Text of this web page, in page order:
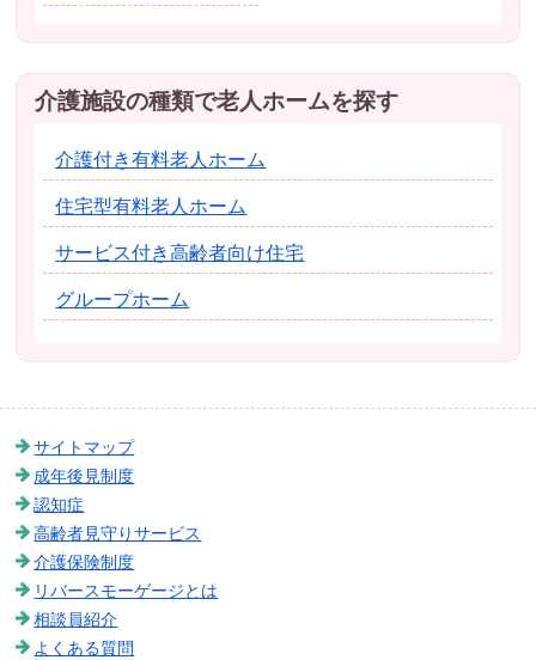
介護施設の種類で老人ホームを探す
介護付き有料老人ホーム
住宅型有料老人ホーム
サービス付き高齢者向け住宅
グループホーム
サイトマップ
成年後見制度
認知症
高齢者見守りサービス
介護保険制度
リバースモーゲージとは
相談員紹介
よくある質問